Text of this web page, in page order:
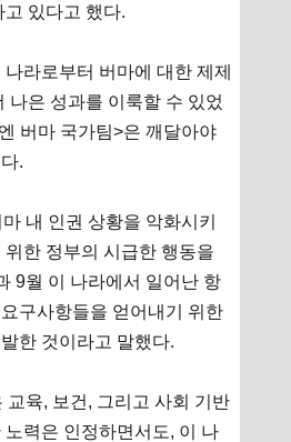
있다고 했다.
라로부터 버마에 대한 제제
나은 성과를 이룩할 수 있었
버마 국가팀>은 깨달아야
.
내 인권 상황을 악화시키
한 정부의 시급한 행동을
9월 이 나라에서 일어난 항
구사항들을 얻어내기 위한
한 것이라고 말했다.
교육, 보건, 그리고 사회 기반
력은 인정하면서도, 이 나